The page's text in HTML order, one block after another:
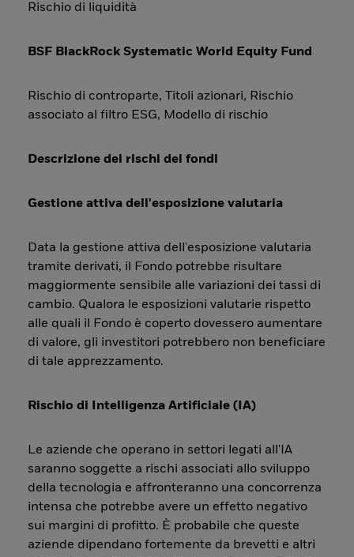
Rischio di liquidità
BSF BlackRock Systematic World Equity Fund
Rischio di controparte, Titoli azionari, Rischio
associato al filtro ESG, Modello di rischio
Descrizione dei rischi dei fondi
Gestione attiva dell'esposizione valutaria
Data la gestione attiva dell'esposizione valutaria
tramite derivati, il Fondo potrebbe risultare
maggiormente sensibile alle variazioni dei tassi di
cambio. Qualora le esposizioni valutarie rispetto
alle quali il Fondo è coperto dovessero aumentare
di valore, gli investitori potrebbero non beneficiare
di tale apprezzamento.
Rischio di Intelligenza Artificiale (IA)
Le aziende che operano in settori legati all'IA
saranno soggette a rischi associati allo sviluppo
della tecnologia e affronteranno una concorrenza
intensa che potrebbe avere un effetto negativo
sui margini di profitto. È probabile che queste
aziende dipendano fortemente da brevetti e altri